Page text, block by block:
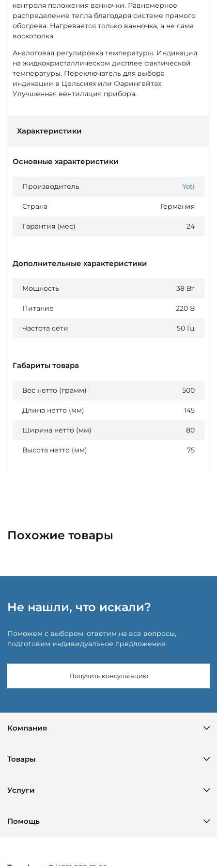
контроля положения ванночки. Равномерное
распределение тепла благодаря системе прямого
обогрева. Нагревается только ванночка, а не сама
воскотопка.
Аналоговая регулировка температуры. Индикация
на жидкокристаллическом дисплее фактической
температуры. Переключатель для выбора
индикации в Цельсиях или Фарингейтах.
Улучшенная вентиляция прибора.
Характеристики
Основные характеристики
Производитель Yeti
Страна Германия
Гарантия (мес) 24
Дополнительные характеристики
Мощность 38 Вт
Питание 220 В
Частота сети 50 Гц
Габариты товара
Вес нетто (грамм) 500
Длина нетто (мм) 145
Ширина нетто (мм) 80
Высота нетто (мм) 75
Похожие товары
Не нашли, что искали?
Поможем с выбором, ответим на все вопросы,
подготовим индивидуальное предложение
Получить консультацию
Компания
Товары
Услуги
Помощь